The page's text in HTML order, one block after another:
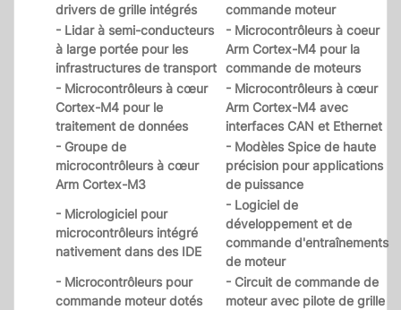
drivers de grille intégrés
commande moteur
- Lidar à semi-conducteurs
à large portée pour les
infrastructures de transport
- Microcontrôleurs à coeur
Arm Cortex-M4 pour la
commande de moteurs
- Microcontrôleurs à cœur
Cortex-M4 pour le
traitement de données
- Microcontrôleurs à cœur
Arm Cortex-M4 avec
interfaces CAN et Ethernet
- Groupe de
microcontrôleurs à cœur
Arm Cortex-M3
- Modèles Spice de haute
précision pour applications
de puissance
- Micrologiciel pour
microcontrôleurs intégré
nativement dans des IDE
- Logiciel de
développement et de
commande d'entraînements
de moteur
- Microcontrôleurs pour
commande moteur dotés
- Circuit de commande de
moteur avec pilote de grille